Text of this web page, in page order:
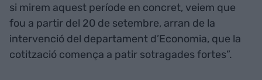
si mirem aquest període en concret, veiem que
fou a partir del 20 de setembre, arran de la
intervenció del departament d’Economia, que la
cotització comença a patir sotragades fortes”.